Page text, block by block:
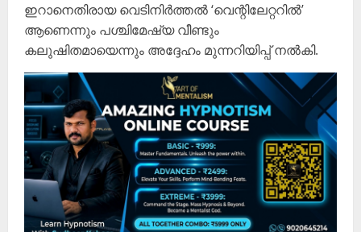
ഇറാനെതിരായ വെടിനിർത്തൽ ‘വെന്റിലേറ്ററിൽ’
ആണെന്നും പശ്ചിമേഷ്യ വീണ്ടും
കലുഷിതമായെന്നും അദ്ദേഹം മുന്നറിയിപ്പ് നൽകി.